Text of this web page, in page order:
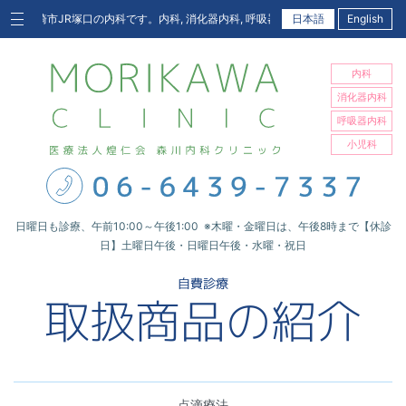
市JR塚口の内科です。内科, 消化器内科, 呼吸器内科, 小児科日本語 English
内科
消化器内科
呼吸器内科
小児科
日曜日も診療、午前10:00～午後1:00 ※木曜・金曜日は、午後8時まで【休診
日】土曜日午後・日曜日午後・水曜・祝日
自費診療
取扱商品の紹介